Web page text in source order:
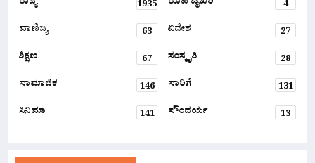
1935
4
ವಾಣಿಜ್ಯ
63 ವಿದೇಶ
27
ಶಿಕ್ಷಣ
67 ಸಂಸ್ಕೃತಿ
28
ಸಾಮಾಜಿಕ
146 ಸಾರಿಗೆ
131
ಸಿನಿಮಾ
141 ಸೌಂದರ್ಯ 13